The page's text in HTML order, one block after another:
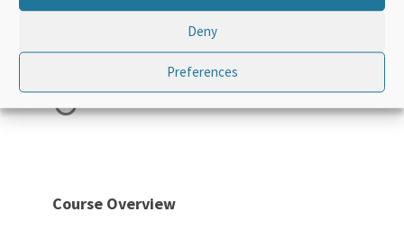
Deny
Preferences
accessoires de ces
instruments ou appareils.
Course Overview